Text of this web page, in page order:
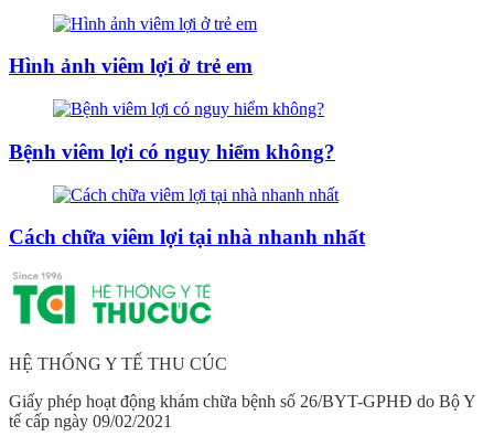
Hình ảnh viêm lợi ở trẻ em
Bệnh viêm lợi có nguy hiểm không?
Cách chữa viêm lợi tại nhà nhanh nhất
HỆ THỐNG Y TẾ THU CÚC
Giấy phép hoạt động khám chữa bệnh số 26/BYT-GPHĐ do Bộ Y
tế cấp ngày 09/02/2021